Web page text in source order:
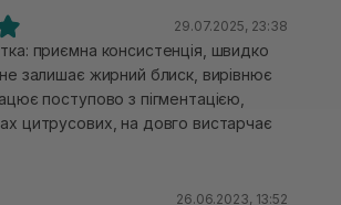
29.07.2025, 23:38
приємна консистенція, швидко
залишає жирний блиск, вирівнює
поступово з пігментацією,
цитрусових, на довго вистарчає
26.06.2023, 13:52